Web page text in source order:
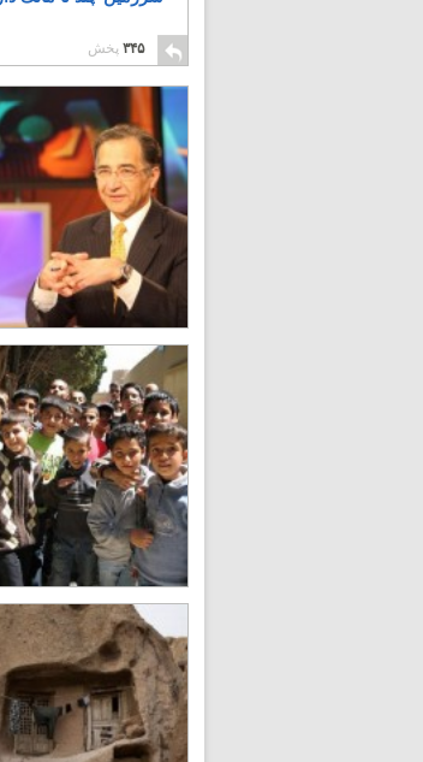
۳۴۵ پخش